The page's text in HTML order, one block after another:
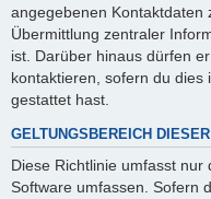
angegebenen Kontaktdaten
Übermittlung zentraler
ist. Darüber hinaus dürfen
kontaktieren, sofern du dies
gestattet hast.
GELTUNGSBEREICH
Diese Richtlinie umfasst nur
Software umfassen. Sofern